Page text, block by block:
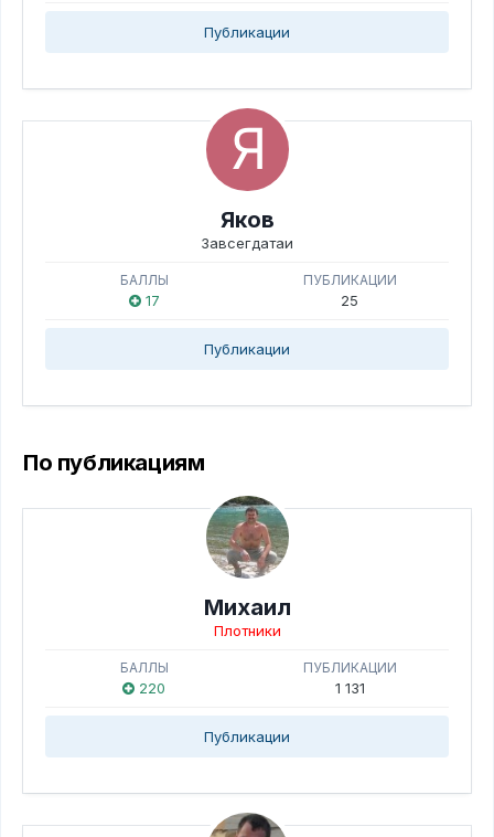
Публикации
Яков
Завсегдатаи
БАЛЛЫ
17
ПУБЛИКАЦИИ
25
Публикации
По публикациям
Михаил
Плотники
БАЛЛЫ
220
ПУБЛИКАЦИИ
1 131
Публикации